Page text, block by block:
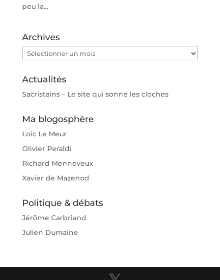
peu la...
Archives
Archives
Actualités
Sacristains – Le site qui sonne les cloches
Ma blogosphère
Loïc Le Meur
Olivier Peraldi
Richard Menneveux
Xavier de Mazenod
Politique & débats
Jérôme Carbriand
Julien Dumaine